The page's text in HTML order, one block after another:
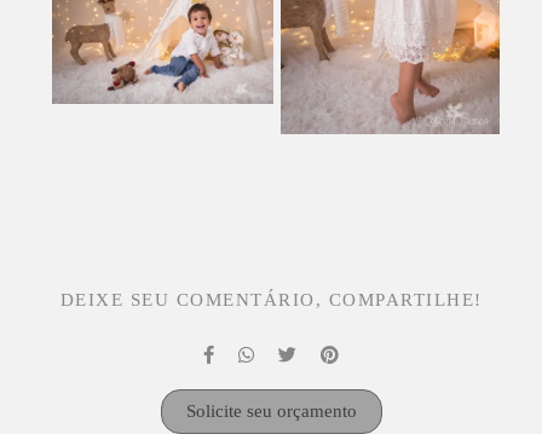
DEIXE SEU COMENTÁRIO, COMPARTILHE!
Solicite seu orçamento